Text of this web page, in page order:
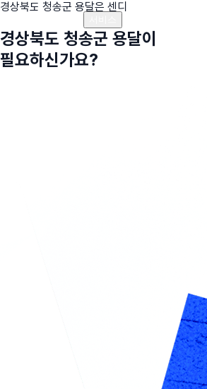
경상북도 청송군 용달은 센디
경상북도 청송군 용달이
필요하신가요?